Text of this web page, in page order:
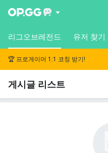
리그오브레전드 유저 찾기
🏆 프로게이머 1:1 코칭 받기!
게시글 리스트